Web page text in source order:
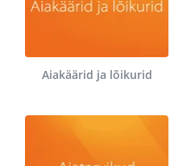
Aiakäärid ja lõikurid